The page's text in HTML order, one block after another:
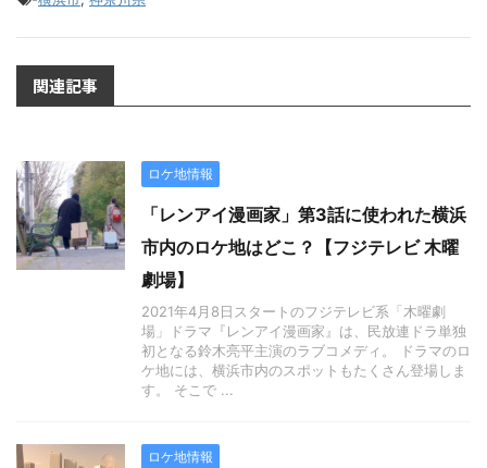
関連記事
ロケ地情報
「レンアイ漫画家」第3話に使われた横浜
市内のロケ地はどこ？【フジテレビ 木曜
劇場】
2021年4月8日スタートのフジテレビ系「木曜劇
場」ドラマ『レンアイ漫画家』は、民放連ドラ単独
初となる鈴木亮平主演のラブコメディ。 ドラマのロ
ケ地には、横浜市内のスポットもたくさん登場しま
す。 そこで ...
ロケ地情報